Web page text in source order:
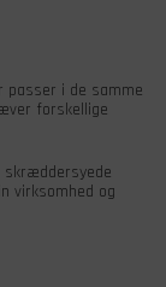
passer i de samme
forskellige
skræddersyede
virksomhed og